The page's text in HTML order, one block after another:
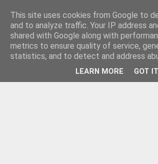
This site uses cookies from Google to
and to analyze traffic. Your IP address
shared with Google along with
metrics to ensure quality of service,
statistics, and to detect and address
LEARN MORE GOT IT